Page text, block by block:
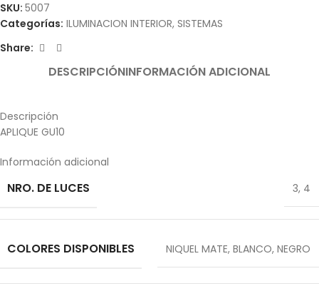
SKU: 5007
Categorías: ILUMINACION INTERIOR, SISTEMAS
Share:
DESCRIPCIÓNINFORMACIÓN ADICIONAL
Descripción
APLIQUE GU10
Información adicional
NRO. DE LUCES 3, 4
COLORES DISPONIBLES NIQUEL MATE, BLANCO, NEGRO